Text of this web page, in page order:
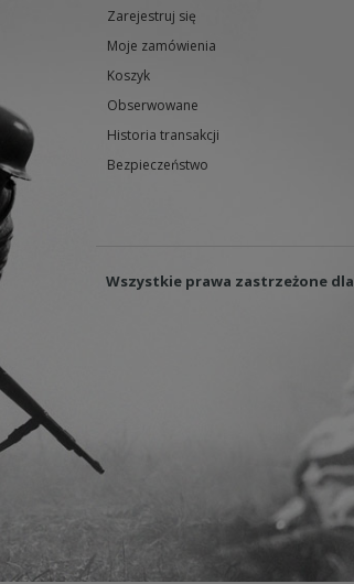
Zarejestruj się
Moje zamówienia
Koszyk
Obserwowane
Historia transakcji
Bezpieczeństwo
Wszystkie prawa zastrzeżone dla